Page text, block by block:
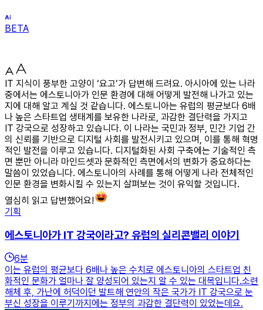
BETA
IT 지식이 풍부한 고양이 ‘요고’가 답변해 드려요. 아시아에 있는 나라
중에서는 에스토니아가 인문 환경에 대해 어떻게 발전해 나가고 있는
지에 대해 알고 계실 것 같습니다. 에스토니아는 유럽의 평균보다 6배
나 높은 스타트업 생태계를 보유한 나라로, 과감한 결단력을 가지고
IT 강국으로 성장하고 있습니다. 이 나라는 국민과 정부, 민간 기업 간
의 신뢰를 기반으로 디지털 사회를 발전시키고 있으며, 이를 통해 혁명
적인 발전을 이루고 있습니다. 디지털화된 사회 구축에는 기술적인 측
면 뿐만 아니라 마인드셋과 문화적인 측면에서의 변화가 중요하다는
말씀이 있었습니다. 에스토니아의 사례를 통해 어떻게 나라 전체적인
인문 환경을 변화시킬 수 있는지 살펴보는 것이 유익할 것입니다.
열심히 읽고 답변했어요!
기획
에스토니아가 IT 강국이라고? 유럽의 실리콘밸리 이야기
6분
이는 유럽의 평균보다 6배나 높은 수치로 에스토니아의 스타트업 친
화적인 문화가 얼마나 잘 양성되어 있는지 알 수 있는 대목입니다.​소련
해체 후, 가난에 허덕이던 발트해 연안의 작은 국가가 IT 강국으로 눈
부신 성장을 이루기까지에는 정부의 과감한 결단력이 있었는데요.